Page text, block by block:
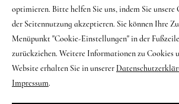
optimieren. Bitte helfen Sie uns, indem Sie unsere
der Seitennutzung akzeptieren. Sie können Ihre
Menüpunkt "Cookie-Einstellungen" in der
zurückziehen. Weitere Informationen zu Cookies
Website erhalten Sie in unserer
Impressum.